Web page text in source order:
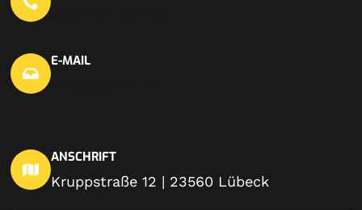
E-MAIL
ANSCHRIFT
Kruppstraße 12 | 23560 Lübeck